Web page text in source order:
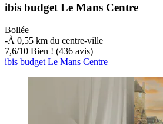
ibis budget Le Mans Centre
Bollée
‐À 0,55 km du centre-ville
7,6/10 Bien ! (436 avis)
ibis budget Le Mans Centre